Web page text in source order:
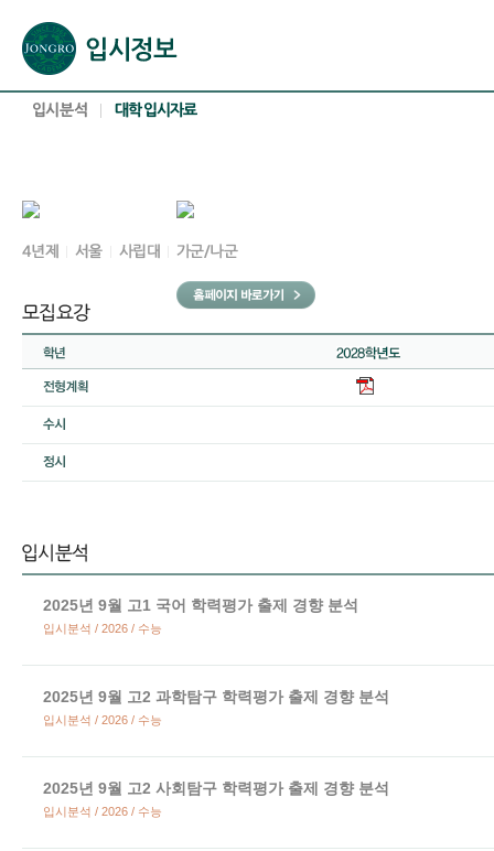
2025년 9월 고1 국어 학력평가 출제 경향 분석
입시분석 / 2026 / 수능
2025년 9월 고2 과학탐구 학력평가 출제 경향 분석
입시분석 / 2026 / 수능
2025년 9월 고2 사회탐구 학력평가 출제 경향 분석
입시분석 / 2026 / 수능